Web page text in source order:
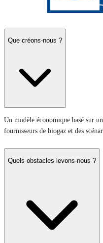
Que créons-nous ?
Un modèle économique basé sur
fournisseurs de biogaz et des
Quels obstacles levons-nous ?